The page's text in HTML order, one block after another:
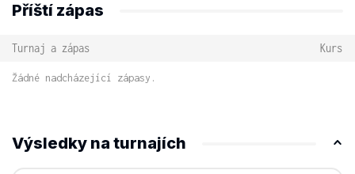
Příští zápas
Turnaj a zápas Kurs
Žádné nadcházející zápasy.
Výsledky na turnajích